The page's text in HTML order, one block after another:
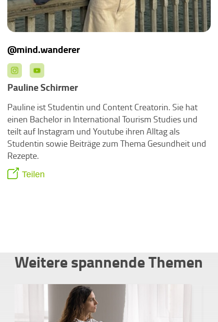
@mind.wanderer
Pauline Schirmer
Pauline ist Studentin und Content Creatorin. Sie hat
einen Bachelor in International Tourism Studies und
teilt auf Instagram und Youtube ihren Alltag als
Studentin sowie Beiträge zum Thema Gesundheit und
Rezepte.
Teilen
Weitere spannende Themen